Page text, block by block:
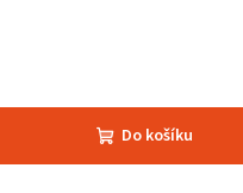
Do košíku